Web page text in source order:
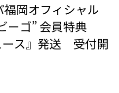
岡オフィシャル
ーゴ” 会員特典
ース』発送 受付開